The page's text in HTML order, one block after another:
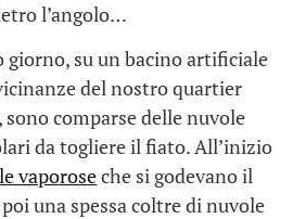
l’angolo…
giorno, su un bacino artificiale
del nostro quartier
sono comparse delle nuvole
da togliere il fiato. All’inizio
vaporoseche si godevano il
una spessa coltre di nuvole